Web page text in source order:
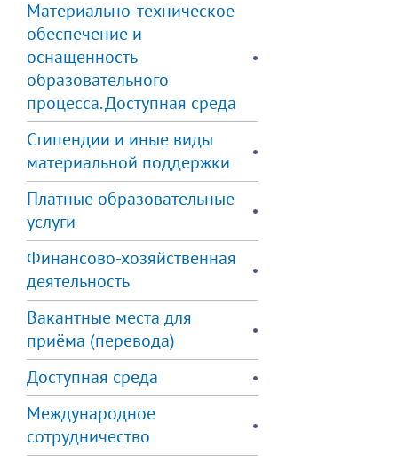
Материально-техническое
обеспечение и
оснащенность
образовательного
процесса. Доступная среда
Стипендии и иные виды
материальной поддержки
Платные образовательные
услуги
Финансово-хозяйственная
деятельность
Вакантные места для
приёма (перевода)
Доступная среда
Международное
сотрудничество